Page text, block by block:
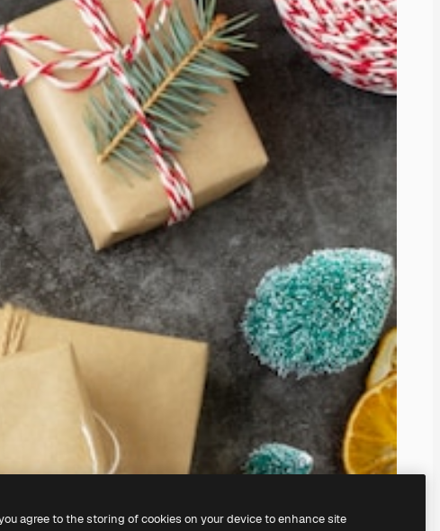
agree to the storing of cookies on your device to enhance site